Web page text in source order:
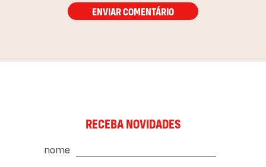
ENVIAR COMENTÁRIO
RECEBA NOVIDADES
nome